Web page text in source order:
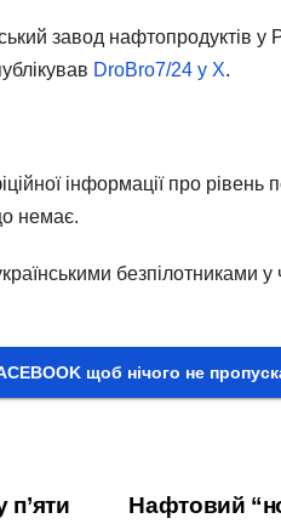
завод нафтопродуктів у
DroBro7/24 у X.
інформації про рівень
немає.
безпілотниками у
щоб нічого не
Нафтовий
п’яти